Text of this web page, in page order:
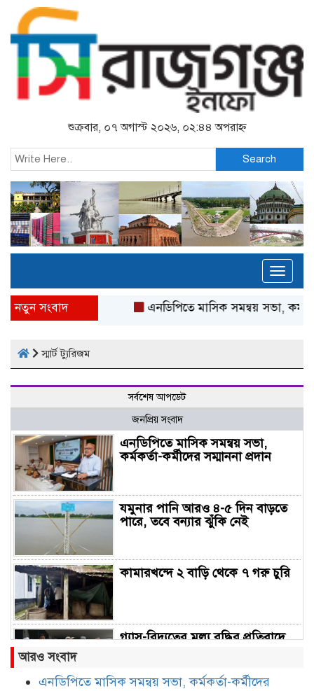
শুক্রবার, ০৭ অগাস্ট ২০২৬, ০২:৪৪ অপরাহ্ন
Search
নতুন সংবাদ এনডিপিতে মাসিক সমন্বয় সভা,
স্মার্ট ট্যুরিজম
সর্বশেষ আপডেট
জনপ্রিয় সংবাদ
এনডিপিতে মাসিক সমন্বয় সভা,
কর্মকর্তা-কর্মীদের সম্মাননা প্রদান
যমুনার পানি আরও ৪-৫ দিন বাড়তে
পারে, তবে বন্যার ঝুঁকি নেই
কামারখন্দে ২ বাড়ি থেকে ৭ গরু চুরি
গ্যাস-বিদ্যুতের মূল্য বৃদ্ধির প্রতিবাদে
আরও সংবাদ
এনডিপিতে মাসিক সমন্বয় সভা, কর্মকর্তা-কর্মীদের